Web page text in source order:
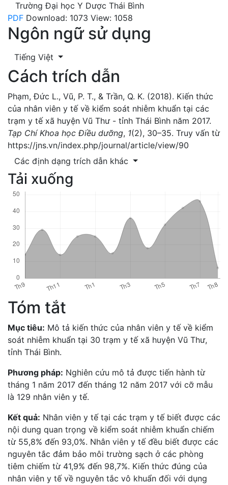
Trường Đại học Y Dược Thái Bình
PDF Download: 1073 View: 1058
Ngôn ngữ sử dụng
Tiếng Việt
Cách trích dẫn
Phạm, Đức L., Vũ, P. T., & Trần, Q. K. (2018). Kiến thức
của nhân viên y tế về kiểm soát nhiễm khuẩn tại các
trạm y tế xã huyện Vũ Thư - tỉnh Thái Bình năm 2017.
Tạp Chí Khoa học Điều dưỡng, 1(2), 30–35. Truy vấn từ
https://jns.vn/index.php/journal/article/view/90
Các định dạng trích dẫn khác
Tải xuống
Tóm tắt
Mục tiêu: Mô tả kiến thức của nhân viên y tế về kiểm
soát nhiễm khuẩn tại 30 trạm y tế xã huyện Vũ Thư,
tỉnh Thái Bình.
Phương pháp: Nghiên cứu mô tả được tiến hành từ
tháng 1 năm 2017 đến tháng 12 năm 2017 với cỡ mẫu
là 129 nhân viên y tế.
Kết quả: Nhân viên y tế tại các trạm y tế biết được các
nội dung quan trọng về kiểm soát nhiễm khuẩn chiếm
từ 55,8% đến 93,0%. Nhân viên y tế đều biết được các
nguyên tắc đảm bảo môi trường sạch ở các phòng
tiêm chiếm từ 41,9% đến 98,7%. Kiến thức đúng của
nhân viên y tế về nguyên tắc vô khuẩn đối với dụng